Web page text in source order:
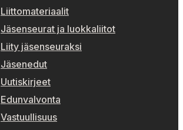
Liittomateriaalit
Jäsenseurat ja luokkaliitot
Liity jäsenseuraksi
Jäsenedut
Uutiskirjeet
Edunvalvonta
Vastuullisuus